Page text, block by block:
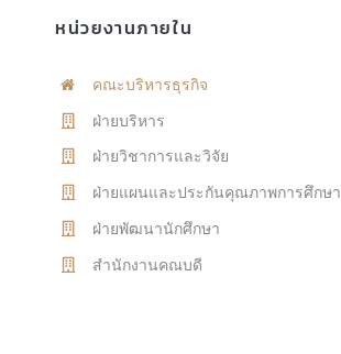
หน่วยงานภายใน
คณะบริหารธุรกิจ
ฝ่ายบริหาร
ฝ่ายวิชาการและวิจัย
ฝ่ายแผนและประกันคุณภาพการศึกษา
ฝ่ายพัฒนานักศึกษา
สำนักงานคณบดี